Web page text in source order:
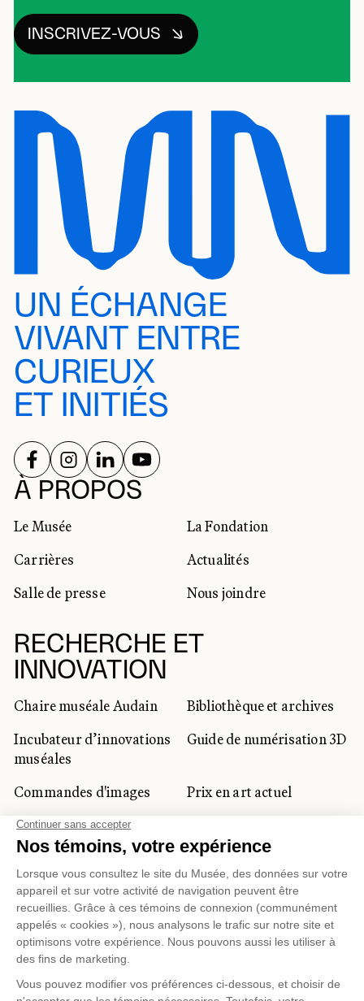
INSCRIVEZ-VOUS
UN ÉCHANGE
VIVANT ENTRE
CURIEUX
ET INITIÉS
À PROPOS
Le Musée
La Fondation
Carrières
Actualités
Salle de presse
Nous joindre
RECHERCHE ET
INNOVATION
Chaire muséale Audain
Bibliothèque et archives
Incubateur d’innovations
muséales
Guide de numérisation 3D
Commandes d'images
Prix en art actuel
Prix Lynne-Cohen
CLIENTÈLE CORPORATIVE
ET PRIVÉE
Location d'espaces
Activités corporatives
professionnels du
RÉSEAUX SOCIAUX
SUIVEZ-NOUS SUR
SUIVEZ-NOUS SUR
SUIVEZ-NOUS SUR
SUIVEZ-NOUS SUR